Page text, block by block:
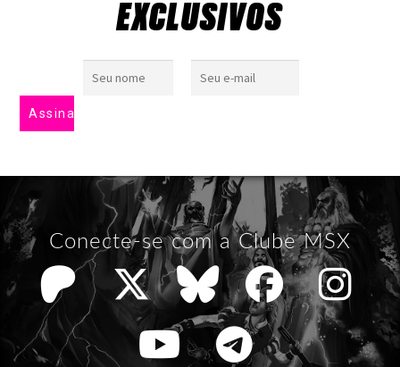
EXCLUSIVOS
Conecte-se com a Clube MSX